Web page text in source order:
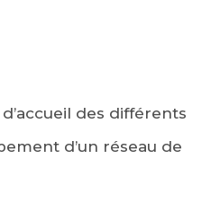
des différents
d’un réseau de